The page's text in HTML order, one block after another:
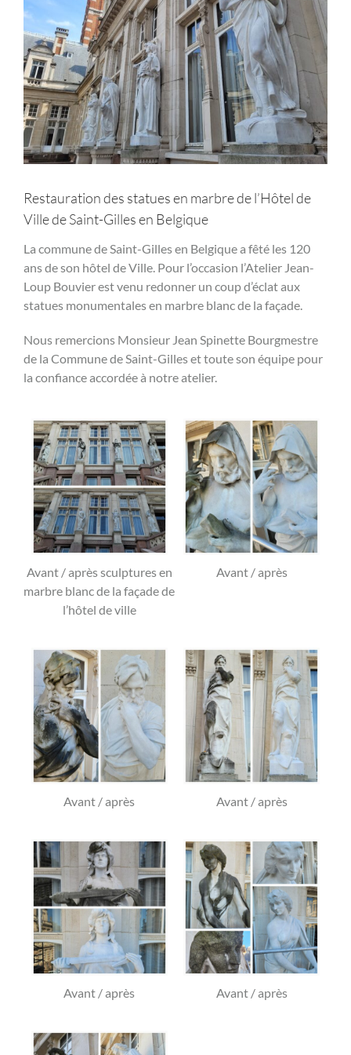
Restauration des statues en marbre de l’Hôtel de
Ville de Saint-Gilles en Belgique
La commune de Saint-Gilles en Belgique a fêté les 120
ans de son hôtel de Ville. Pour l’occasion l’Atelier Jean-
Loup Bouvier est venu redonner un coup d’éclat aux
statues monumentales en marbre blanc de la façade.
Nous remercions Monsieur Jean SpinetteBourgmestre
de la Commune de Saint-Gilles et toute son équipe pour
la confiance accordée à notre atelier.
Avant / après sculptures en
marbre blanc de la façade de
l’hôtel de ville
Avant / après
Avant / après Avant / après
Avant / après Avant / après